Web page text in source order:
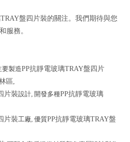
盤四片裝的關注。我們期待與您
服務。
要製造PP抗靜電玻璃TRAY盤四片
區
片裝設計, 開發多種PP抗靜電玻璃
片裝工廠, 優質PP抗靜電玻璃TRAY盤